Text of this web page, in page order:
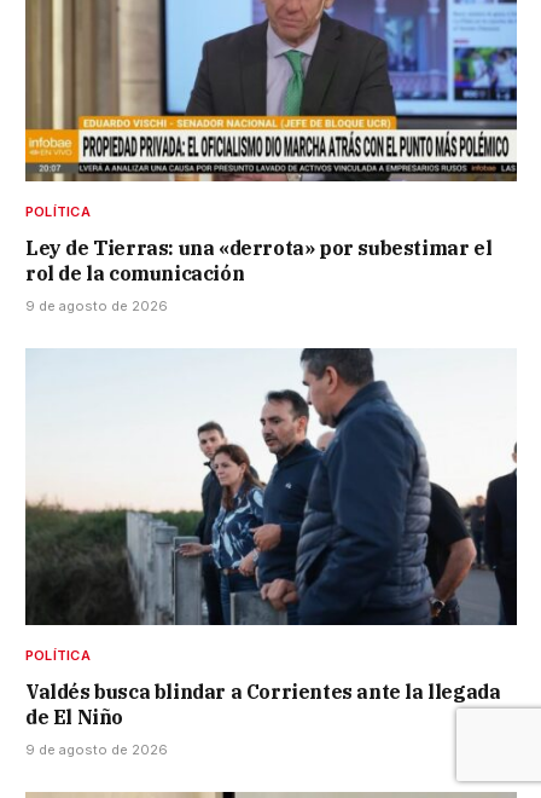
POLÍTICA
Ley de Tierras: una «derrota» por subestimar el
rol de la comunicación
9 de agosto de 2026
POLÍTICA
Valdés busca blindar a Corrientes ante la llegada
de El Niño
9 de agosto de 2026